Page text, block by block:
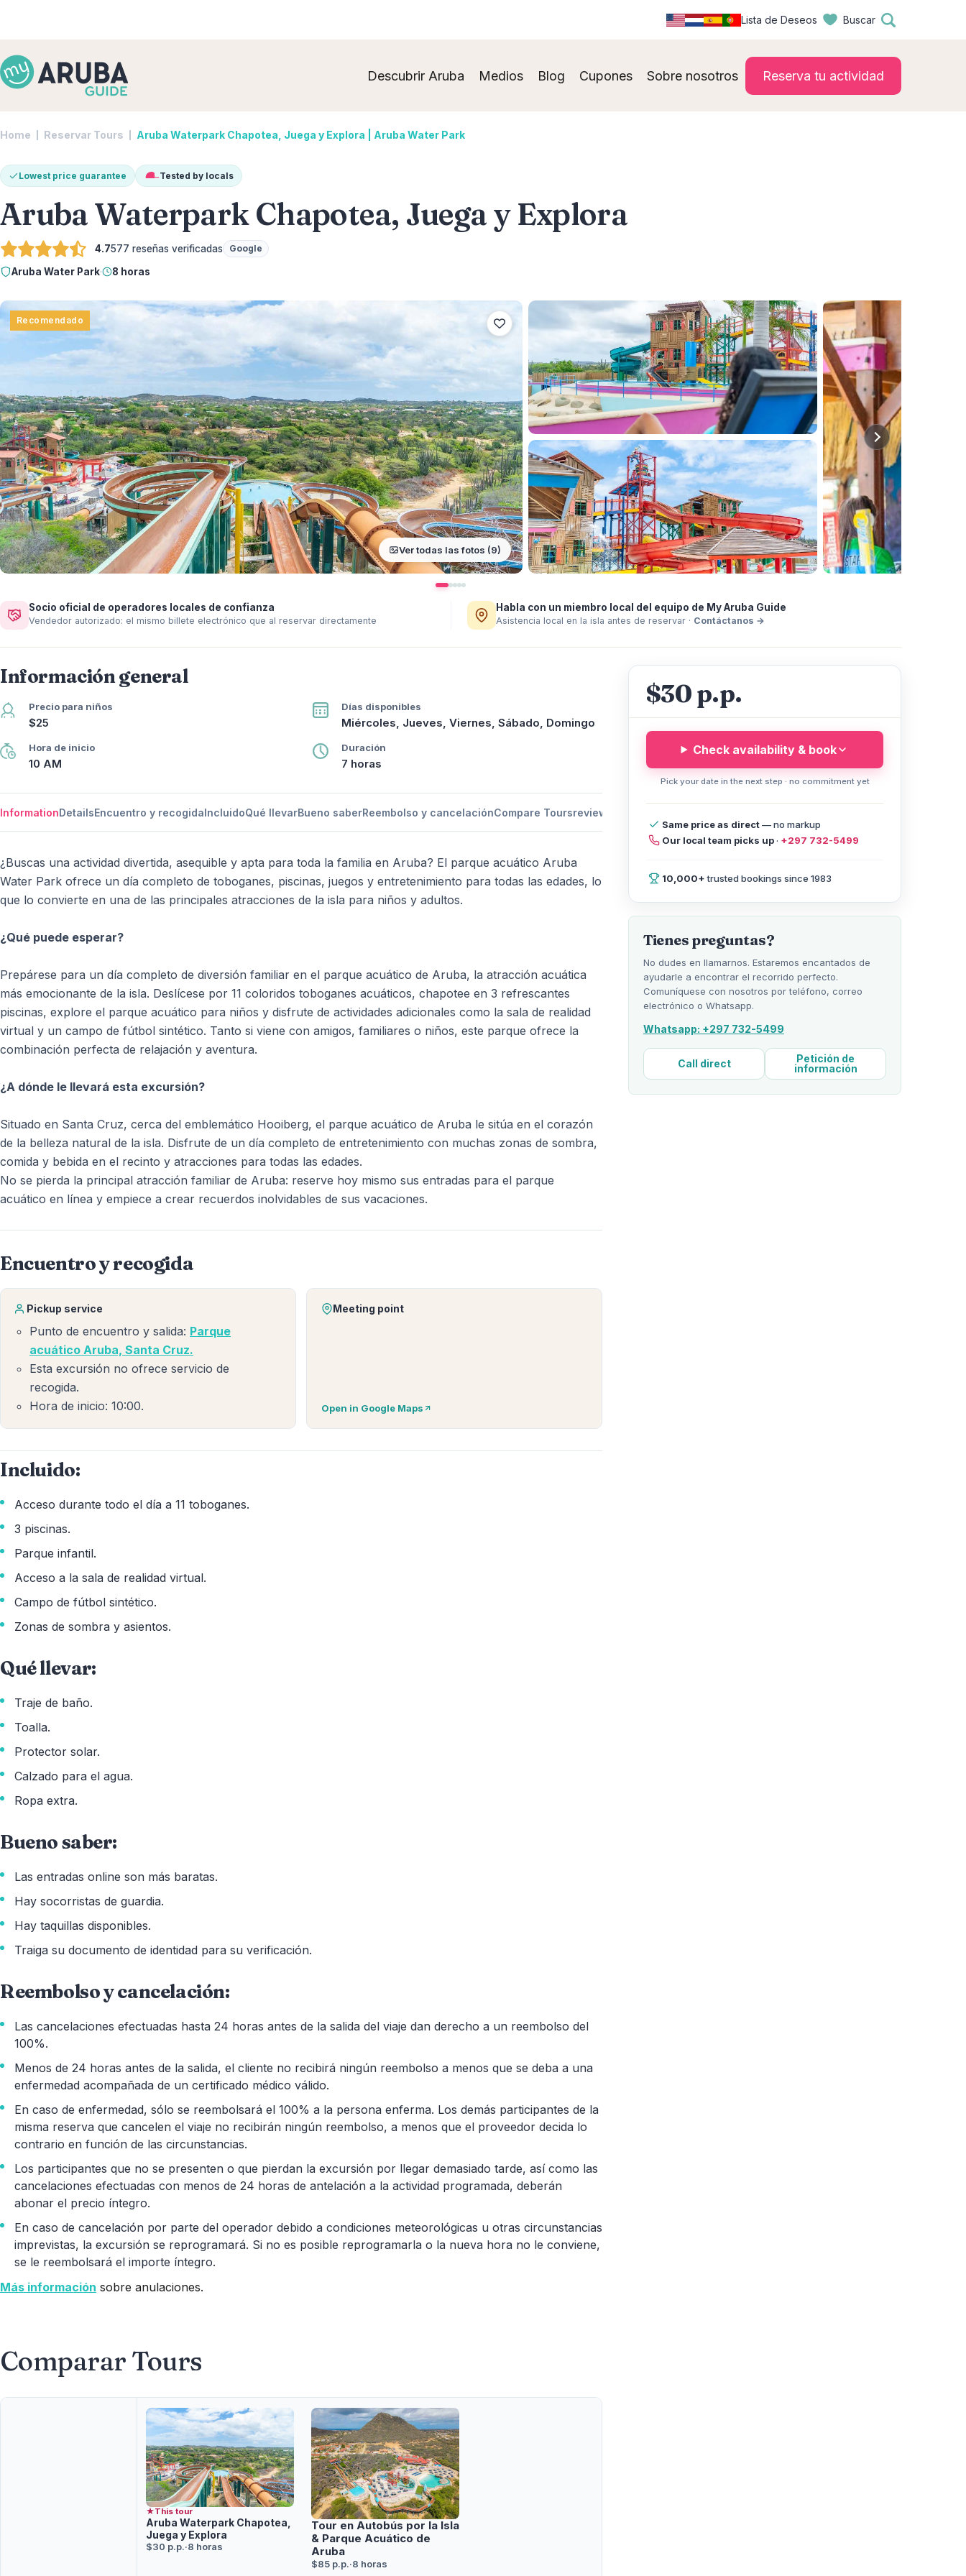
Lista de Deseos Buscar
Descubrir Aruba Medios Blog Cupones Sobre nosotros Reserva tu actividad
Home Reservar Tours Aruba Waterpark Chapotea, Juega y Explora | Aruba Water Park
Lowest price guarantee Tested by locals
Aruba Waterpark Chapotea, Juega y Explora
4.7577 reseñas verificadas Google
Aruba Water Park· 8 horas
Recomendado
Ver todas las fotos (9)
Socio oficial de operadores locales de confianza
Vendedor autorizado: el mismo billete electrónico que al reservar directamente
Habla con un miembro local del equipo de My Aruba Guide
Asistencia local en la isla antes de reservar · Contáctanos →
Información general
Precio para niños
$25
Días disponibles
Miércoles, Jueves, Viernes, Sábado, Domingo
Hora de inicio
10 AM
Duración
7 horas
InformationDetailsEncuentro y recogidaIncluidoQué llevarBueno saberReembolso y cancelaciónCompare Toursreviews
¿Buscas una actividad divertida, asequible y apta para toda la familia en Aruba? El parque acuático Aruba
Water Park ofrece un día completo de toboganes, piscinas, juegos y entretenimiento para todas las edades, lo
que lo convierte en una de las principales atracciones de la isla para niños y adultos.
¿Qué puede esperar?
Prepárese para un día completo de diversión familiar en el parque acuático de Aruba, la atracción acuática
más emocionante de la isla. Deslícese por 11 coloridos toboganes acuáticos, chapotee en 3 refrescantes
piscinas, explore el parque acuático para niños y disfrute de actividades adicionales como la sala de realidad
virtual y un campo de fútbol sintético. Tanto si viene con amigos, familiares o niños, este parque ofrece la
combinación perfecta de relajación y aventura.
¿A dónde le llevará esta excursión?
Situado en Santa Cruz, cerca del emblemático Hooiberg, el parque acuático de Aruba le sitúa en el corazón
de la belleza natural de la isla. Disfrute de un día completo de entretenimiento con muchas zonas de sombra,
comida y bebida en el recinto y atracciones para todas las edades.
No se pierda la principal atracción familiar de Aruba: reserve hoy mismo sus entradas para el parque
acuático en línea y empiece a crear recuerdos inolvidables de sus vacaciones.
Encuentro y recogida
Pickup service
Punto de encuentro y salida: Parque
acuático Aruba, Santa Cruz.
Esta excursión no ofrece servicio de
recogida.
Hora de inicio: 10:00.
Meeting point
Open in Google Maps
Incluido:
Acceso durante todo el día a 11 toboganes.
3 piscinas.
Parque infantil.
Acceso a la sala de realidad virtual.
Campo de fútbol sintético.
Zonas de sombra y asientos.
Qué llevar:
Traje de baño.
Toalla.
Protector solar.
Calzado para el agua.
Ropa extra.
Bueno saber:
Las entradas online son más baratas.
Hay socorristas de guardia.
Hay taquillas disponibles.
Traiga su documento de identidad para su verificación.
Reembolso y cancelación:
Las cancelaciones efectuadas hasta 24 horas antes de la salida del viaje dan derecho a un reembolso del
100%.
Menos de 24 horas antes de la salida, el cliente no recibirá ningún reembolso a menos que se deba a una
enfermedad acompañada de un certificado médico válido.
En caso de enfermedad, sólo se reembolsará el 100% a la persona enferma. Los demás participantes de la
misma reserva que cancelen el viaje no recibirán ningún reembolso, a menos que el proveedor decida lo
contrario en función de las circunstancias.
Los participantes que no se presenten o que pierdan la excursión por llegar demasiado tarde, así como las
cancelaciones efectuadas con menos de 24 horas de antelación a la actividad programada, deberán
abonar el precio íntegro.
En caso de cancelación por parte del operador debido a condiciones meteorológicas u otras circunstancias
imprevistas, la excursión se reprogramará. Si no es posible reprogramarla o la nueva hora no le conviene,
se le reembolsará el importe íntegro.
Más información sobre anulaciones.
Comparar Tours
★This tour
Aruba Waterpark Chapotea,
Juega y Explora
$30 p.p.·8 horas
Tour en Autobús por la Isla
& Parque Acuático de
Aruba
$85 p.p.·8 horas
$30 p.p.
Check availability & book
Pick your date in the next step · no commitment yet
Same price as direct— no markup
Our local team picks up· +297 732-5499
10,000+ trusted bookings since 1983
Tienes preguntas?
No dudes en llamarnos. Estaremos encantados de
ayudarle a encontrar el recorrido perfecto.
Comuníquese con nosotros por teléfono, correo
electrónico o Whatsapp.
Whatsapp: +297 732-5499
Call direct
Petición de
información